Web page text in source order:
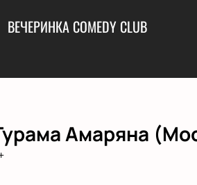
ВЕЧЕРИНКА COMEDY CLUB
Амаряна